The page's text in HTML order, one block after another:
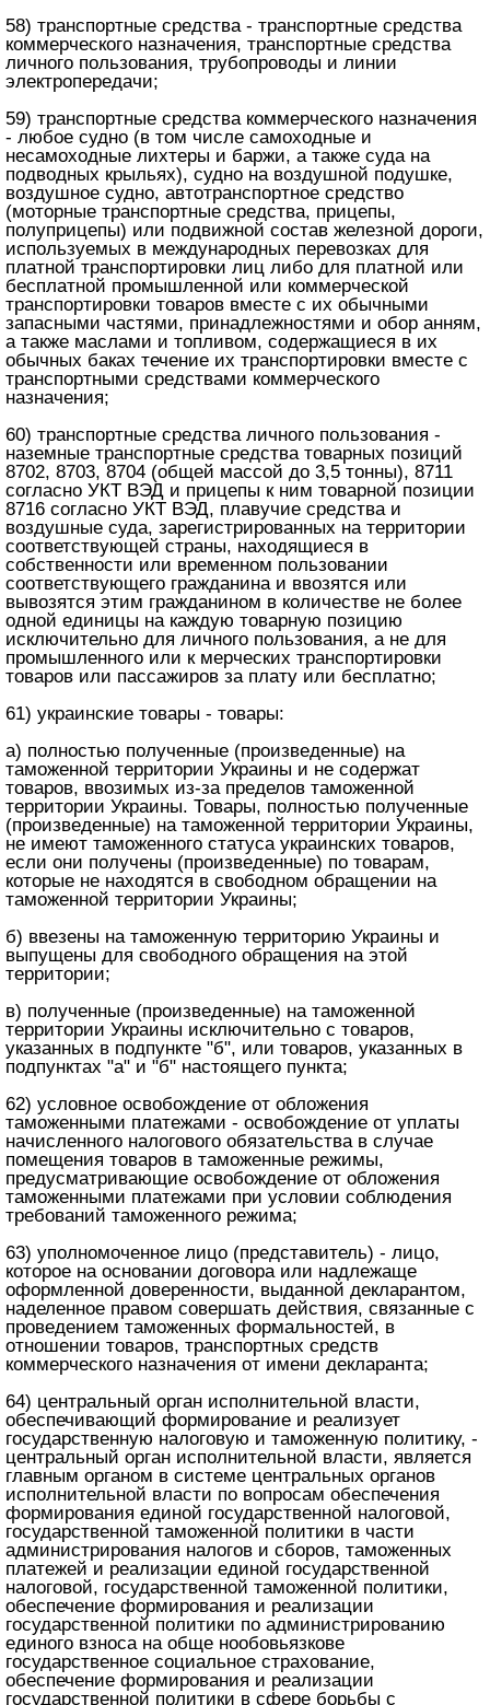
58) транспортные средства - транспортные средства
коммерческого назначения, транспортные средства
личного пользования, трубопроводы и линии
электропередачи;
59) транспортные средства коммерческого назначения
- любое судно (в том числе самоходные и
несамоходные лихтеры и баржи, а также суда на
подводных крыльях), судно на воздушной подушке,
воздушное судно, автотранспортное средство
(моторные транспортные средства, прицепы,
полуприцепы) или подвижной состав железной дороги,
используемых в международных перевозках для
платной транспортировки лиц либо для платной или
бесплатной промышленной или коммерческой
транспортировки товаров вместе с их обычными
запасными частями, принадлежностями и обор анням,
а также маслами и топливом, содержащиеся в их
обычных баках течение их транспортировки вместе с
транспортными средствами коммерческого
назначения;
60) транспортные средства личного пользования -
наземные транспортные средства товарных позиций
8702, 8703, 8704 (общей массой до 3,5 тонны), 8711
согласно УКТ ВЭД и прицепы к ним товарной позиции
8716 согласно УКТ ВЭД, плавучие средства и
воздушные суда, зарегистрированных на территории
соответствующей страны, находящиеся в
собственности или временном пользовании
соответствующего гражданина и ввозятся или
вывозятся этим гражданином в количестве не более
одной единицы на каждую товарную позицию
исключительно для личного пользования, а не для
промышленного или к мерческих транспортировки
товаров или пассажиров за плату или бесплатно;
61) украинские товары - товары:
а) полностью полученные (произведенные) на
таможенной территории Украины и не содержат
товаров, ввозимых из-за пределов таможенной
территории Украины. Товары, полностью полученные
(произведенные) на таможенной территории Украины,
не имеют таможенного статуса украинских товаров,
если они получены (произведенные) по товарам,
которые не находятся в свободном обращении на
таможенной территории Украины;
б) ввезены на таможенную территорию Украины и
выпущены для свободного обращения на этой
территории;
в) полученные (произведенные) на таможенной
территории Украины исключительно с товаров,
указанных в подпункте "б", или товаров, указанных в
подпунктах "а" и "б" настоящего пункта;
62) условное освобождение от обложения
таможенными платежами - освобождение от уплаты
начисленного налогового обязательства в случае
помещения товаров в таможенные режимы,
предусматривающие освобождение от обложения
таможенными платежами при условии соблюдения
требований таможенного режима;
63) уполномоченное лицо (представитель) - лицо,
которое на основании договора или надлежаще
оформленной доверенности, выданной декларантом,
наделенное правом совершать действия, связанные с
проведением таможенных формальностей, в
отношении товаров, транспортных средств
коммерческого назначения от имени декларанта;
64) центральный орган исполнительной власти,
обеспечивающий формирование и реализует
государственную налоговую и таможенную политику, -
центральный орган исполнительной власти, является
главным органом в системе центральных органов
исполнительной власти по вопросам обеспечения
формирования единой государственной налоговой,
государственной таможенной политики в части
администрирования налогов и сборов, таможенных
платежей и реализации единой государственной
налоговой, государственной таможенной политики,
обеспечение формирования и реализации
государственной политики по администрированию
единого взноса на обще нообовьязкове
государственное социальное страхование,
обеспечение формирования и реализации
государственной политики в сфере борьбы с